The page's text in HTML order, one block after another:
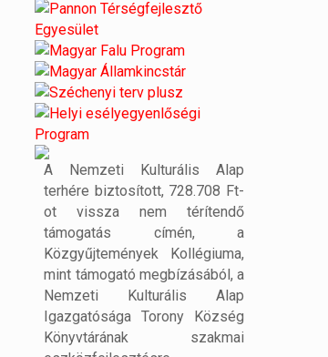
A Nemzeti Kulturális Alap
terhére biztosított, 728.708 Ft-
ot vissza nem térítendő
támogatás címén, a
Közgyűjtemények Kollégiuma,
mint támogató megbízásából, a
Nemzeti Kulturális Alap
Igazgatósága Torony Község
Könyvtárának szakmai